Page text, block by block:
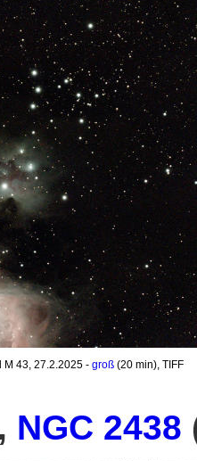
M 43, 27.2.2025 - groß (20 min), TIFF
, NGC 2438